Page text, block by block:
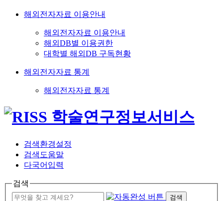
해외전자자료 이용안내
해외전자자료 이용안내
해외DB별 이용권한
대학별 해외DB 구독현황
해외전자자료 통계
해외전자자료 통계
검색환경설정
검색도움말
다국어입력
검색
검색